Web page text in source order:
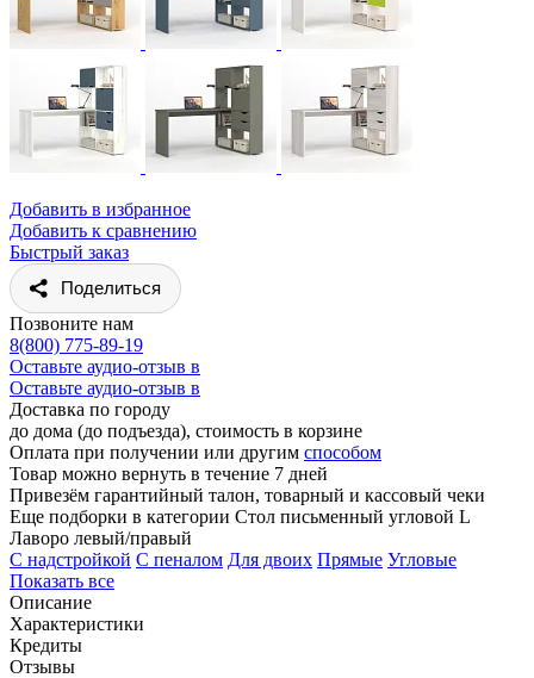
Добавить в избранное
Добавить к сравнению
Быстрый заказ
Поделиться
Позвоните нам
8(800) 775-89-19
Оставьте аудио-отзыв в
Оставьте аудио-отзыв в
Доставка по городу
до дома (до подъезда), стоимость в корзине
Оплата при получении или другим способом
Товар можно вернуть в течение 7 дней
Привезём гарантийный талон, товарный и кассовый чеки
Еще подборки в категории Стол письменный угловой L
Лаворо левый/правый
C надстройкой C пеналом Для двоих Прямые Угловые
Показать все
Описание
Характеристики
Кредиты
Отзывы